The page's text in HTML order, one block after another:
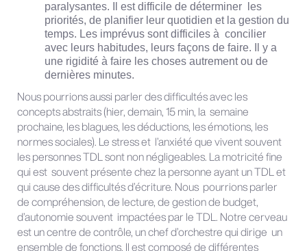
paralysantes. Il est difficile de déterminer les
priorités, de planifier leur quotidien et la gestion du
temps. Les imprévus sont difficiles à concilier
avec leurs habitudes, leurs façons de faire. Il y a
une rigidité à faire les choses autrement ou de
dernières minutes.
Nous pourrions aussi parler des difficultés avec les
concepts abstraits (hier, demain, 15 min, la semaine
prochaine, les blagues, les déductions, les émotions, les
normes sociales). Le stress et l’anxiété que vivent souvent
les personnes TDL sont non négligeables. La motricité fine
qui est souvent présente chez la personne ayant un TDL et
qui cause des difficultés d’écriture. Nous pourrions parler
de compréhension, de lecture, de gestion de budget,
d’autonomie souvent impactées par le TDL. Notre cerveau
est un centre de contrôle, un chef d’orchestre qui dirige un
ensemble de fonctions. Il est composé de différentes